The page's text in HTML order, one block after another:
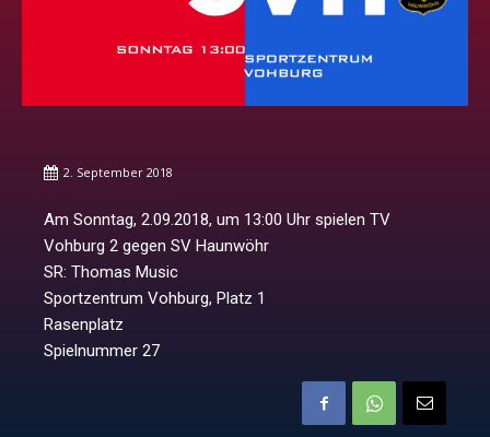
2. September 2018
Am Sonntag, 2.09.2018, um 13:00 Uhr spielen TV
Vohburg 2 gegen SV Haunwöhr
SR: Thomas Music
Sportzentrum Vohburg, Platz 1
Rasenplatz
Spielnummer 27